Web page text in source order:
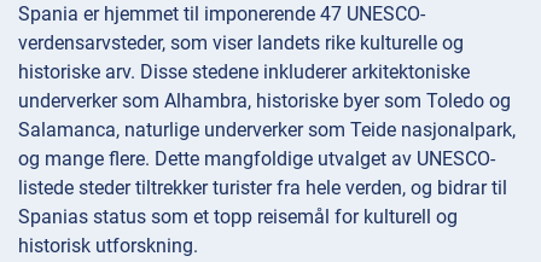
Spania er hjemmet til imponerende 47 UNESCO-
verdensarvsteder, som viser landets rike kulturelle og
historiske arv. Disse stedene inkluderer arkitektoniske
underverker som Alhambra, historiske byer som Toledo og
Salamanca, naturlige underverker som Teide nasjonalpark,
og mange flere. Dette mangfoldige utvalget av UNESCO-
listede steder tiltrekker turister fra hele verden, og bidrar til
Spanias status som et topp reisemål for kulturell og
historisk utforskning.